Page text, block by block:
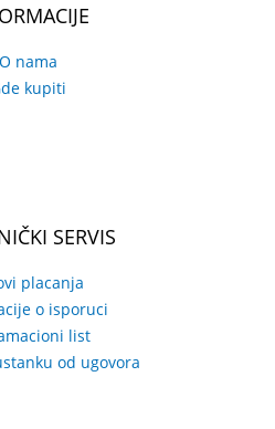
O nama
kupiti
SERVIS
placanja
o isporuci
list
od ugovora